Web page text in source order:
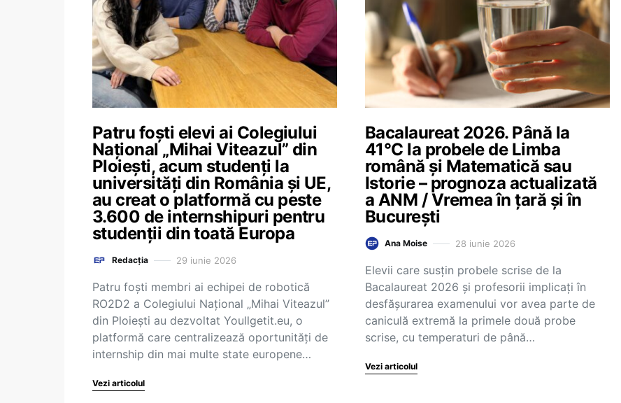
Patru foști elevi ai Colegiului
Național „Mihai Viteazul” din
Ploiești, acum studenți la
universități din România și UE,
au creat o platformă cu peste
3.600 de internshipuri pentru
studenții din toată Europa
Redacția 29 iunie 2026
Patru foști membri ai echipei de robotică
RO2D2 a Colegiului Național „Mihai Viteazul”
din Ploiești au dezvoltat Youllgetit.eu, o
platformă care centralizează oportunități de
internship din mai multe state europene…
Vezi articolul
Bacalaureat 2026. Până la
41°C la probele de Limba
română și Matematică sau
Istorie – prognoza actualizată
a ANM / Vremea în țară și în
București
Ana Moise 28 iunie 2026
Elevii care susțin probele scrise de la
Bacalaureat 2026 și profesorii implicați în
desfășurarea examenului vor avea parte de
caniculă extremă la primele două probe
scrise, cu temperaturi de până…
Vezi articolul